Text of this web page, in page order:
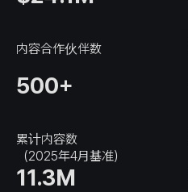
内容合作伙伴数
500+
累计内容数
（2025年4月基准）
11.3M